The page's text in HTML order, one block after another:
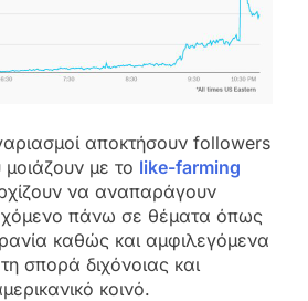
αποκτήσουν followers
με το like-farming
να αναπαράγουν
πάνω σε θέματα όπως
καθώς και αμφιλεγόμενα
σπορά διχόνοιας και
κοινό.